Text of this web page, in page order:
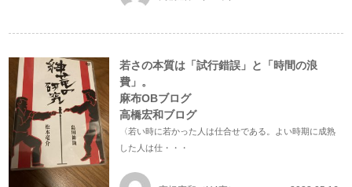
若さの本質は「試行錯誤」と「時間の浪
費」。
麻布OBブログ
高橋宏和ブログ
〈若い時に若かった人は仕合せである。よい時期に成熟
した人は仕・・・